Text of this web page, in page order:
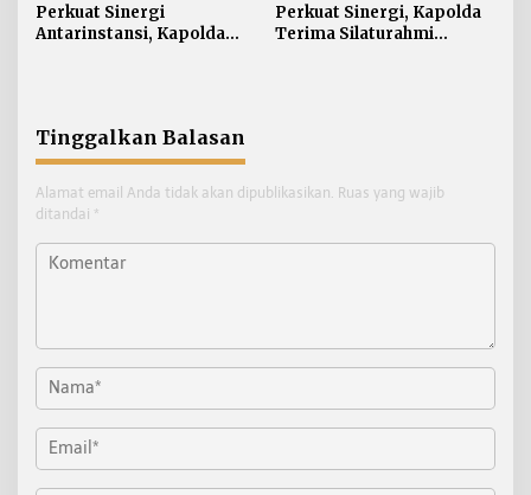
Perkuat Sinergi
Antarinstansi, Kapolda
Perkuat Sinergi, Kapolda
Terima Silaturahmi
Tinggalkan Balasan
Alamat email Anda tidak akan dipublikasikan. Ruas yang wajib
ditandai *